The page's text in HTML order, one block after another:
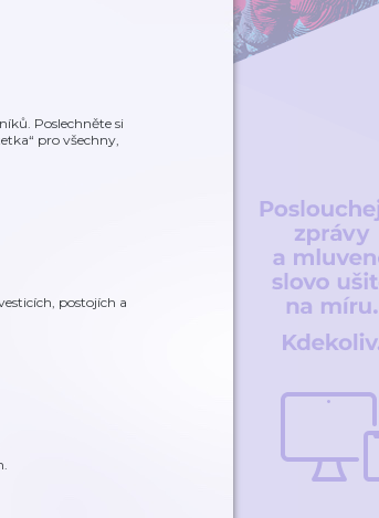
Poslechněte si
pro všechny,
postojích a